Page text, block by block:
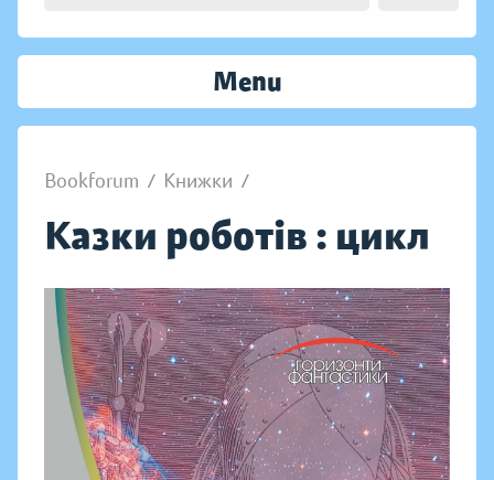
Menu
Bookforum / Книжки /
Казки роботів : цикл